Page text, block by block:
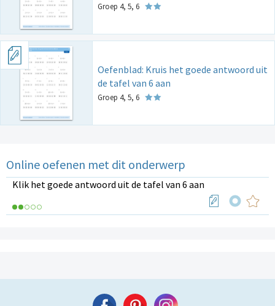
Groep 4, 5, 6
Oefenblad: Kruis het goede antwoord uit
de tafel van 6 aan
Groep 4, 5, 6
Online oefenen met dit onderwerp
Klik het goede antwoord uit de tafel van 6 aan